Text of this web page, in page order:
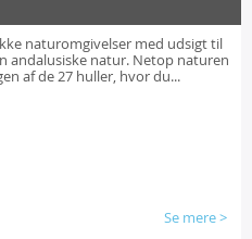
naturomgivelser med udsigt til
andalusiske natur. Netop naturen
af de 27 huller, hvor du...
Se mere>